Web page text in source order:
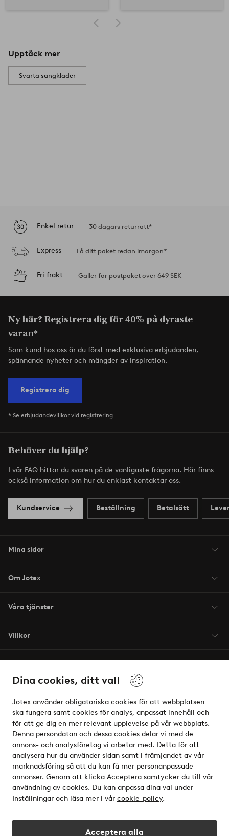
Dina cookies, ditt val!
Jotex använder obligatoriska cookies för att webbplatsen
ska fungera samt cookies för analys, anpassat innehåll och
för att ge dig en mer relevant upplevelse på vår webbplats.
Denna persondatan och dessa cookies delar vi med de
annons- och analysföretag vi arbetar med. Detta för att
analysera hur du använder sidan samt i främjandet av vår
marknadsföring så att du kan få mer personanpassade
annonser. Genom att klicka Acceptera samtycker du till vår
användning av cookies. Du kan anpassa dina val under
Inställningar och läsa mer i vår cookie-policy.
Acceptera alla
Upptäck mer
Svarta sängkläder
Enkel retur 30 dagars returrätt*
Express Få ditt paket redan imorgon*
Fri frakt Gäller för postpaket över 649 SEK
Ny här? Registrera dig för40% på dyraste
varan*
Som kund hos oss är du först med exklusiva erbjudanden,
spännande nyheter och mängder av inspiration.
Registrera dig
* Se erbjudandevillkor vid registrering
Behöver du hjälp?
I vår FAQ hittar du svaren på de vanligaste frågorna. Här finns
också information om hur du enklast kontaktar oss.
Kundservice Beställning Betalsätt
Mina sidor
Om Jotex
Våra tjänster
Villkor
Säkra betalningar - Betala direkt eller dela upp
Vill du veta mer om våra betalalternativ?
elpy